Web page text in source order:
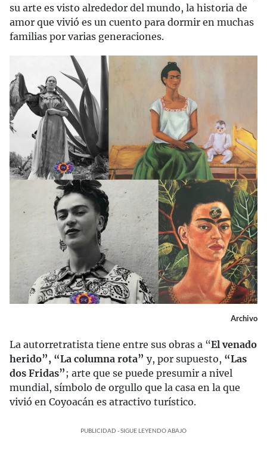
su arte es visto alrededor del mundo, la historia de
amor que vivió es un cuento para dormir en muchas
familias por varias generaciones.
Archivo
La autorretratista tiene entre sus obras a “El venado
herido”, “La columna rota” y, por supuesto, “Las
dos Fridas”; arte que se puede presumir a nivel
mundial, símbolo de orgullo que la casa en la que
vivió en Coyoacán es atractivo turístico.
PUBLICIDAD - SIGUE LEYENDO ABAJO